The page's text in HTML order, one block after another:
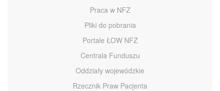
Praca w NFZ
Pliki do pobrania
Portale ŁOW NFZ
Centrala Funduszu
Oddziały wojewódzkie
Rzecznik Praw Pacjenta